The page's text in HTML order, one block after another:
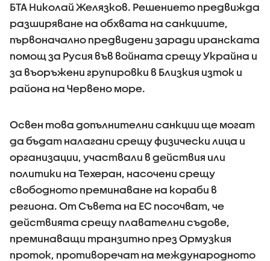
БТА Николай Желязков. Решението предвижда
разширяване на обхвата на санкциите,
първоначално предвидени заради иранската
помощ за Русия във войната срещу Украйна и
за въоръжени групировки в Близкия изток и
района на Червено море.
Освен това допълнителни санкции ще могат
да бъдат налагани срещу физически лица и
организации, участвали в действия или
политики на Техеран, насочени срещу
свободното преминаване на кораби в
региона. От Съвета на ЕС посочват, че
действията срещу плавателни съдове,
преминаващи транзитно през Ормузкия
проток, противоречат на международното